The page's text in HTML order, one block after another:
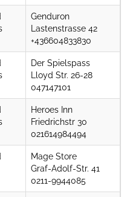
Genduron
Lastenstrasse 42
+436604833830
Der Spielspass
Lloyd Str. 26-28
047147101
Heroes Inn
Friedrichstr 30
021614984494
Mage Store
Graf-Adolf-Str. 41
0211-9944085